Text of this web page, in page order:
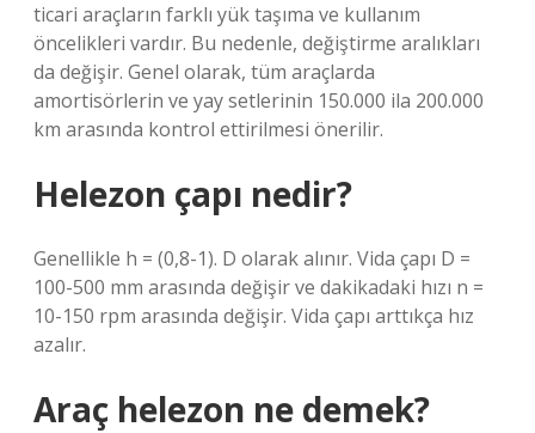
ticari araçların farklı yük taşıma ve kullanım
öncelikleri vardır. Bu nedenle, değiştirme aralıkları
da değişir. Genel olarak, tüm araçlarda
amortisörlerin ve yay setlerinin 150.000 ila 200.000
km arasında kontrol ettirilmesi önerilir.
Helezon çapı nedir?
Genellikle h = (0,8-1). D olarak alınır. Vida çapı D =
100-500 mm arasında değişir ve dakikadaki hızı n =
10-150 rpm arasında değişir. Vida çapı arttıkça hız
azalır.
Araç helezon ne demek?